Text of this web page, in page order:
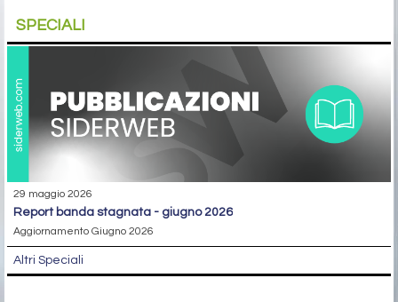
SPECIALI
29 maggio 2026
report banda stagnata - giugno 2026
Aggiornamento Giugno 2026
Altri Speciali